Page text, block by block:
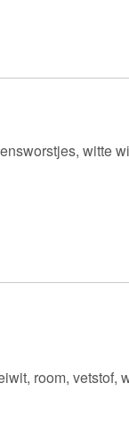
witte
room, vetstof,